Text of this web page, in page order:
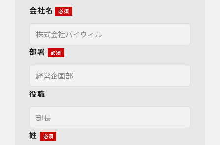
会社名
部署
役職
姓